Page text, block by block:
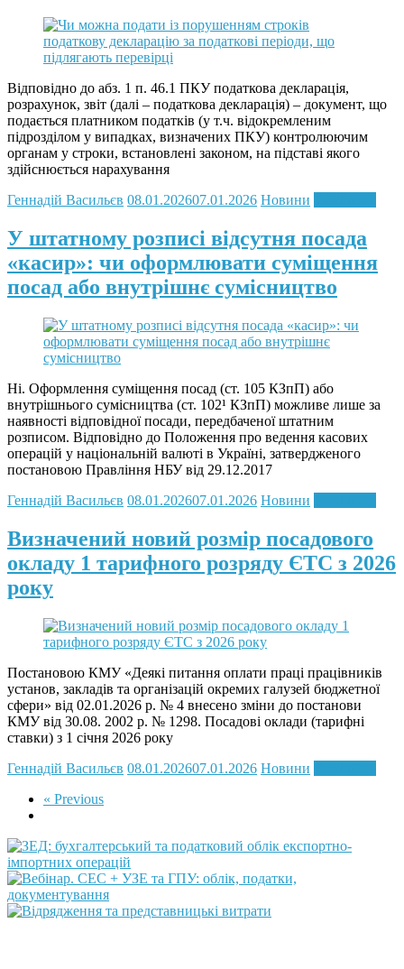
Відповідно до абз. 1 п. 46.1 ПКУ податкова декларація,
розрахунок, звіт (далі – податкова декларація) – документ, що
подається платником податків (у т.ч. відокремленим
підрозділом у випадках, визначених ПКУ) контролюючим
органам у строки, встановлені законом, на підставі якого
здійснюється нарахування
Геннадій Васильєв 08.01.202607.01.2026 Новини
У штатному розписі відсутня посада
«касир»: чи оформлювати суміщення
посад або внутрішнє сумісництво
Ні. Оформлення суміщення посад (ст. 105 КЗпП) або
внутрішнього сумісництва (ст. 102¹ КЗпП) можливе лише за
наявності відповідної посади, передбаченої штатним
розписом. Відповідно до Положення про ведення касових
операцій у національній валюті в Україні, затвердженого
постановою Правління НБУ від 29.12.2017
Геннадій Васильєв 08.01.202607.01.2026 Новини
Визначений новий розмір посадового
окладу 1 тарифного розряду ЄТС з 2026
року
Постановою КМУ «Деякі питання оплати праці працівників
установ, закладів та організацій окремих галузей бюджетної
сфери» від 02.01.2026 р. № 4 внесено зміни до постанови
КМУ від 30.08. 2002 р. № 1298. Посадові оклади (тарифні
ставки) з 1 січня 2026 року
Геннадій Васильєв 08.01.202607.01.2026 Новини
« Previous